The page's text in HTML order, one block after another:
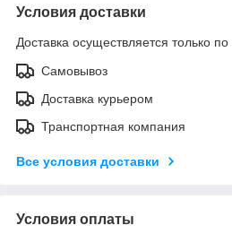
Условия доставки
Доставка осуществляется только по
Самовывоз
Доставка курьером
Транспортная компания
Все условия доставки
Условия оплаты